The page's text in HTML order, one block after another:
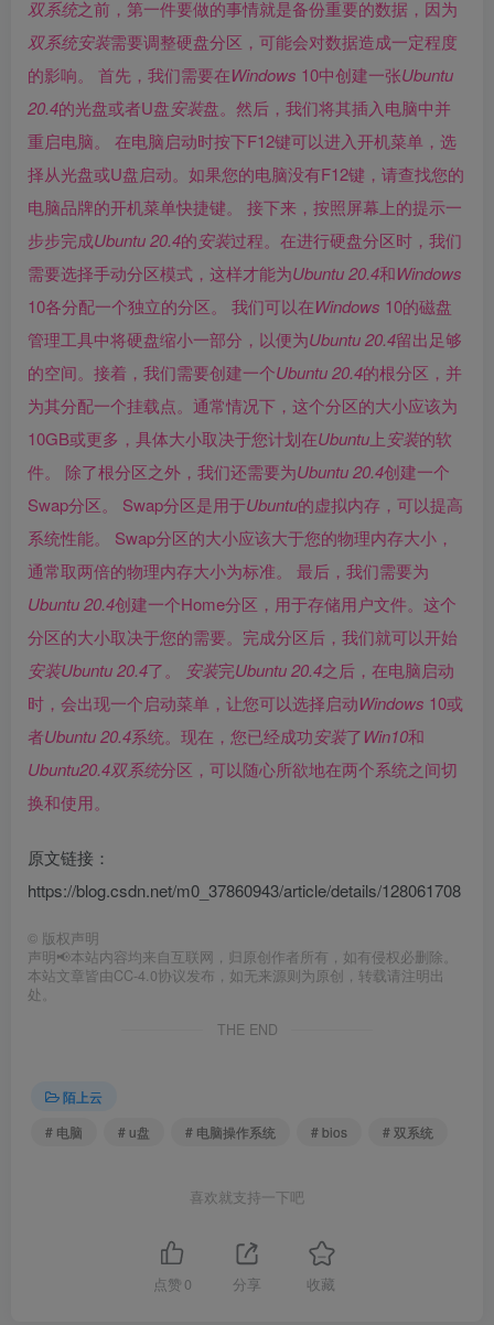
双系统之前，第一件要做的事情就是备份重要的数据，因为
双系统安装需要调整硬盘分区，可能会对数据造成一定程度
的影响。 首先，我们需要在Windows 10中创建一张Ubuntu
20.4的光盘或者U盘安装盘。然后，我们将其插入电脑中并
重启电脑。 在电脑启动时按下F12键可以进入开机菜单，选
择从光盘或U盘启动。如果您的电脑没有F12键，请查找您的
电脑品牌的开机菜单快捷键。 接下来，按照屏幕上的提示一
步步完成Ubuntu20.4的安装过程。在进行硬盘分区时，我们
需要选择手动分区模式，这样才能为Ubuntu20.4和Windows
10各分配一个独立的分区。 我们可以在Windows 10的磁盘
管理工具中将硬盘缩小一部分，以便为Ubuntu20.4留出足够
的空间。接着，我们需要创建一个Ubuntu20.4的根分区，并
为其分配一个挂载点。通常情况下，这个分区的大小应该为
10GB或更多，具体大小取决于您计划在Ubuntu上安装的软
件。 除了根分区之外，我们还需要为Ubuntu20.4创建一个
Swap分区。 Swap分区是用于Ubuntu的虚拟内存，可以提高
系统性能。 Swap分区的大小应该大于您的物理内存大小，
通常取两倍的物理内存大小为标准。 最后，我们需要为
Ubuntu20.4创建一个Home分区，用于存储用户文件。这个
分区的大小取决于您的需要。完成分区后，我们就可以开始
安装Ubuntu20.4了。 安装完Ubuntu20.4之后，在电脑启动
时，会出现一个启动菜单，让您可以选择启动Windows 10或
者Ubuntu20.4系统。现在，您已经成功安装了Win10和
Ubuntu20.4双系统分区，可以随心所欲地在两个系统之间切
换和使用。
原文链接：
https://blog.csdn.net/m0_37860943/article/details/128061708
© 版权声明
声明📢本站内容均来自互联网，归原创作者所有，如有侵权必删除。
本站文章皆由CC-4.0协议发布，如无来源则为原创，转载请注明出
处。
THE END
陌上云
# 电脑
# u盘 # 电脑操作系统 # bios # 双系统
喜欢就支持一下吧
点赞 0 分享 收藏